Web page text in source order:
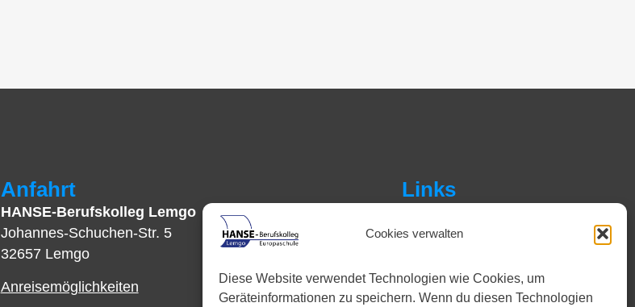
Cookies verwalten
Diese Website verwendet Technologien wie Cookies, um
Geräteinformationen zu speichern. Wenn du diesen Technologien
Anfahrt
HANSE-Berufskolleg Lemgo
Johannes-Schuchen-Str. 5
32657 Lemgo
Anreisemöglichkeiten
Links
Instagram